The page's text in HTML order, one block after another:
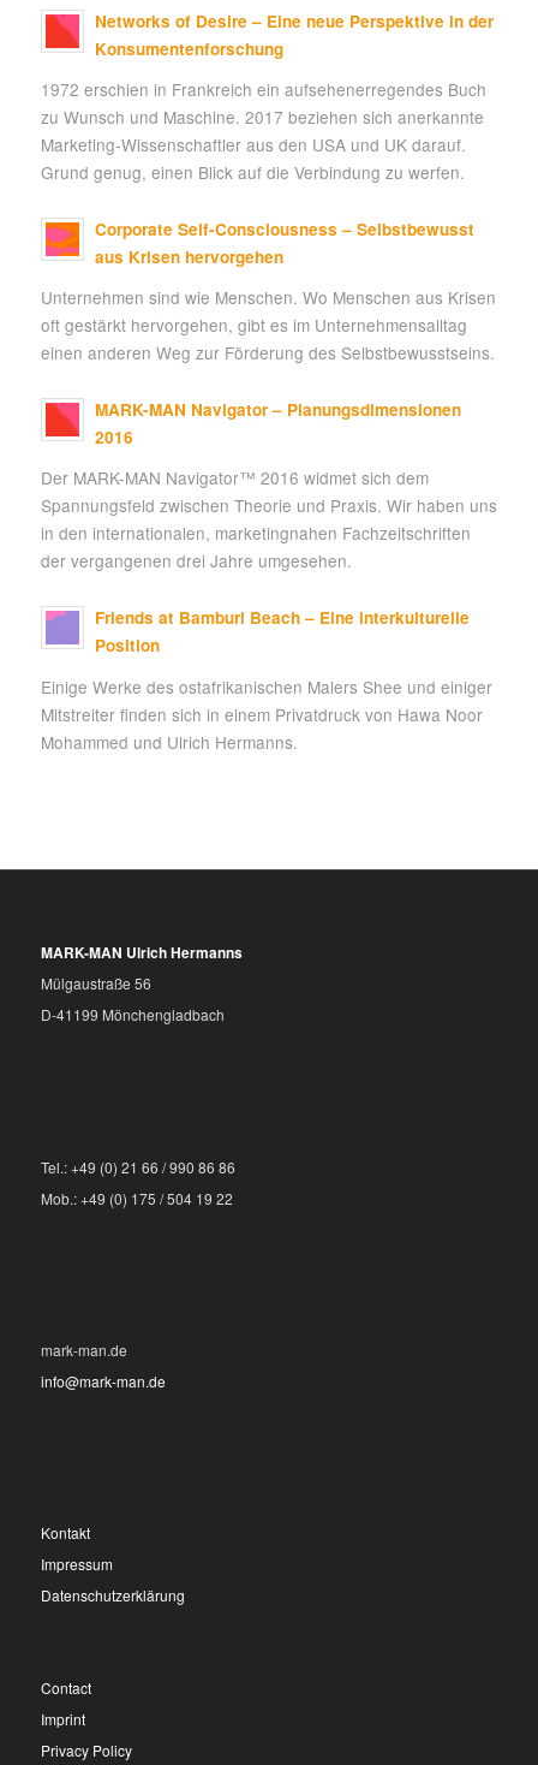
Networks of Desire – Eine neue Perspektive in der
Konsumentenforschung
1972 erschien in Frankreich ein aufsehenerregendes Buch
zu Wunsch und Maschine. 2017 beziehen sich anerkannte
Marketing-Wissenschaftler aus den USA und UK darauf.
Grund genug, einen Blick auf die Verbindung zu werfen.
Corporate Self-Consciousness – Selbstbewusst
aus Krisen hervorgehen
Unternehmen sind wie Menschen. Wo Menschen aus Krisen
oft gestärkt hervorgehen, gibt es im Unternehmensalltag
einen anderen Weg zur Förderung des Selbstbewusstseins.
MARK-MAN Navigator – Planungsdimensionen
2016
Der MARK-MAN Navigator™ 2016 widmet sich dem
Spannungsfeld zwischen Theorie und Praxis. Wir haben uns
in den internationalen, marketingnahen Fachzeitschriften
der vergangenen drei Jahre umgesehen.
Friends at Bamburi Beach – Eine interkulturelle
Position
Einige Werke des ostafrikanischen Malers Shee und einiger
Mitstreiter finden sich in einem Privatdruck von Hawa Noor
Mohammed und Ulrich Hermanns.
MARK-MAN Ulrich Hermanns
Mülgaustraße 56
D-41199 Mönchengladbach
Tel.: +49 (0) 21 66 / 990 86 86
Mob.: +49 (0) 175 / 504 19 22
mark-man.de
info@mark-man.de
Kontakt
Impressum
Datenschutzerklärung
Contact
Imprint
Privacy Policy